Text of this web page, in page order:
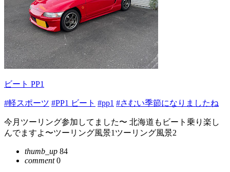
ビート PP1
#軽スポーツ #PP1 ビート #pp1 #さむい季節になりましたね
今月ツーリング参加してました〜 北海道もビート乗り楽し
んでますよ〜ツーリング風景1ツーリング風景2
thumb_up 84
comment0